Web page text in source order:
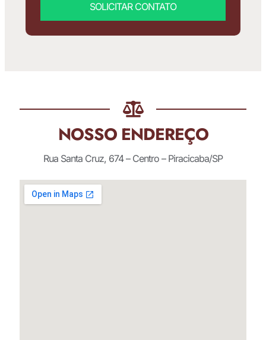
SOLICITAR CONTATO
NOSSO ENDEREÇO
Rua Santa Cruz, 674 – Centro – Piracicaba/SP